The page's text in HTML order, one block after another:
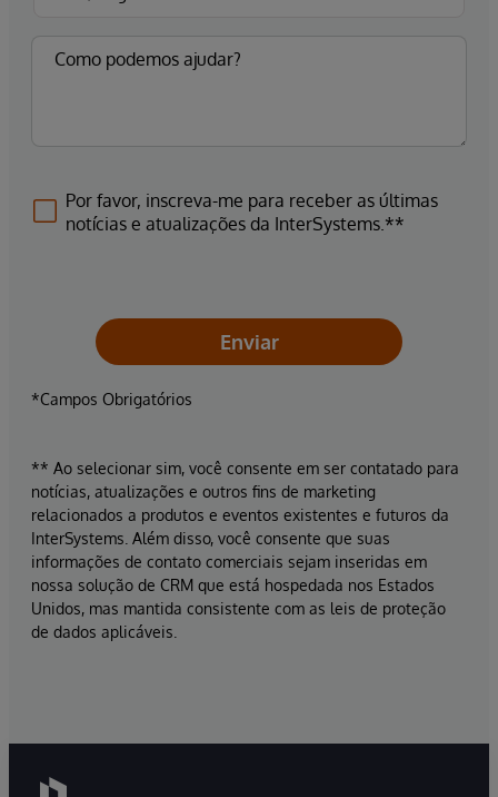
Por favor, inscreva-me para receber as últimas
notícias e atualizações da InterSystems.**
Enviar
*Campos Obrigatórios
** Ao selecionar sim, você consente em ser contatado para
notícias, atualizações e outros fins de marketing
relacionados a produtos e eventos existentes e futuros da
InterSystems. Além disso, você consente que suas
informações de contato comerciais sejam inseridas em
nossa solução de CRM que está hospedada nos Estados
Unidos, mas mantida consistente com as leis de proteção
de dados aplicáveis.